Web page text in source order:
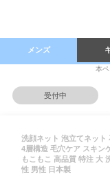
メンズ
本
受付中
洗顔ネット 泡立てネット
4層構造 毛穴ケア スキン
もこもこ 高品質 特注 大
性 男性 日本製